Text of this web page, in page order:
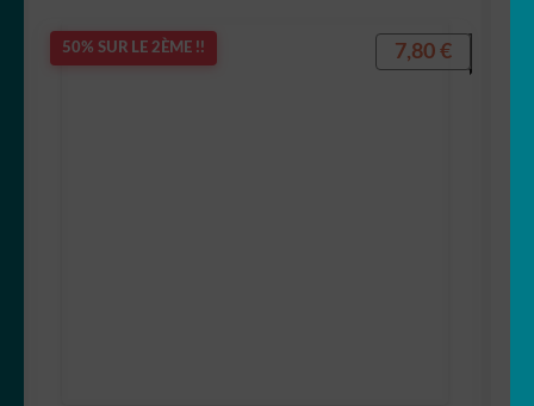
50% SUR LE 2ÈME !! 7,80 €